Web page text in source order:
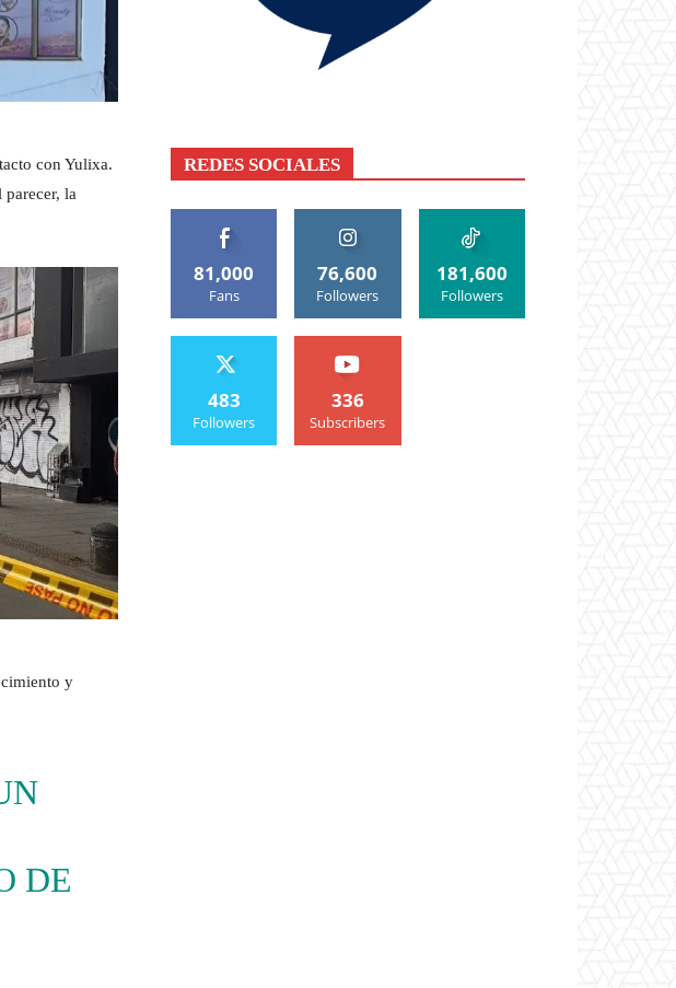
con Yulixa.
parecer, la
y
DE
REDES SOCIALES
81,000
Fans
76,600
Followers
181,600
Followers
483
Followers
336
Subscribers